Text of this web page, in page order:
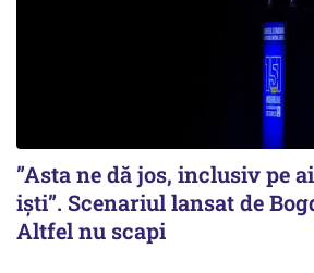
”Asta ne dă jos, inclusiv pe
iști”. Scenariul lansat de
Altfel nu scapi